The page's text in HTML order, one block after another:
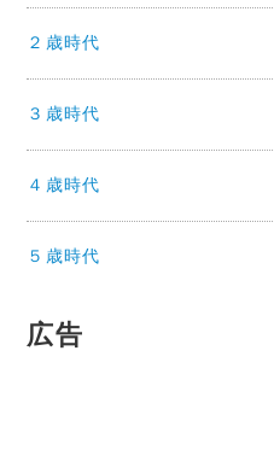
２歳時代
３歳時代
４歳時代
５歳時代
広告